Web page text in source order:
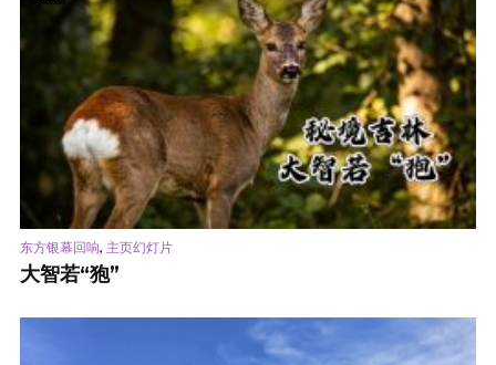
东方银幕回响, 主页幻灯片
大智若“狍”